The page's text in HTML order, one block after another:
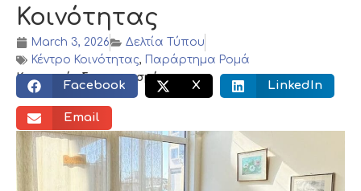
Κοινότητας
March 3, 2026
Δελτία Τύπου
Κέντρο Κοινότητας,
Παράρτημα Ρομά
Κοινωνικός διαμοιρασμός:
Facebook X LinkedIn
Email